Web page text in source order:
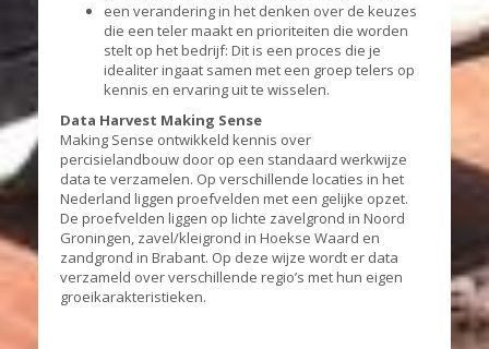
een verandering in het denken over de keuzes
die een teler maakt en prioriteiten die worden
stelt op het bedrijf: Dit is een proces die je
idealiter ingaat samen met een groep telers op
kennis en ervaring uit te wisselen.
Data Harvest Making Sense
Making Sense ontwikkeld kennis over
percisielandbouw door op een standaard werkwijze
data te verzamelen. Op verschillende locaties in het
Nederland liggen proefvelden met een gelijke opzet.
De proefvelden liggen op lichte zavelgrond in Noord
Groningen, zavel/kleigrond in Hoekse Waard en
zandgrond in Brabant. Op deze wijze wordt er data
verzameld over verschillende regio’s met hun eigen
groeikarakteristieken.